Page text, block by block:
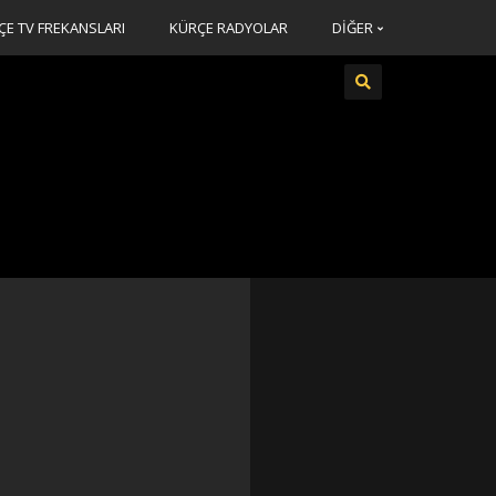
TV FREKANSLARI KÜRÇE RADYOLAR DİĞER